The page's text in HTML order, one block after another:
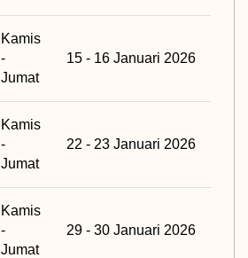
Kamis
-
Jumat
15 - 16 Januari 2026
Kamis
-
Jumat
22 - 23 Januari 2026
Kamis
-
Jumat
29 - 30 Januari 2026